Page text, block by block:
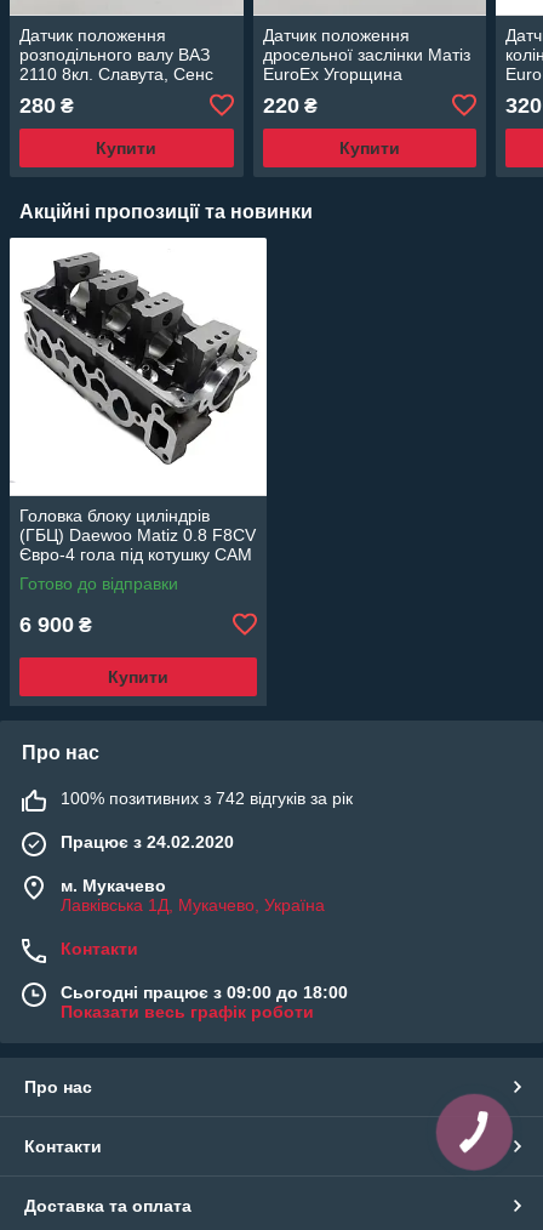
Датчик положення
розподільного валу ВАЗ
2110 8кл. Славута, Сенс
3706040
280 ₴
Купити
Датчик положення
дросельної заслінки Матіз
EuroEx Угорщина
220₴
Купити
320
Акційні пропозиції та новинки
Головка блоку циліндрів
(ГБЦ) Daewoo Matiz 0.8 F8CV
Євро-4 гола під котушку CAM
96659547 відновлює
компресію
Готово до відправки
6 900 ₴
Купити
Про нас
100% позитивних з 742 відгуків за рік
Працює з 24.02.2020
м. Мукачево
Лавківська 1Д, Мукачево, Україна
Контакти
Сьогодні працює з 09:00 до 18:00
Показати весь графік роботи
Про нас
Контакти
Доставка та оплата
КНОПКА
ЗВ'ЯЗКУ